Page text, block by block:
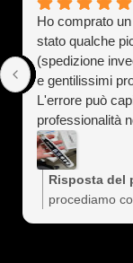
Ho comprato
stato qualche
(spedizione
e gentilissimi
L'errore può
professionalità
cliente a vita).
Risposta del
procediamo